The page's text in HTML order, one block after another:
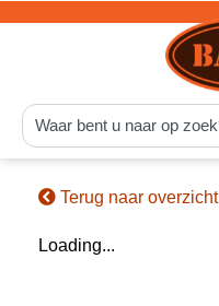
Terug naar overzicht
Loading...